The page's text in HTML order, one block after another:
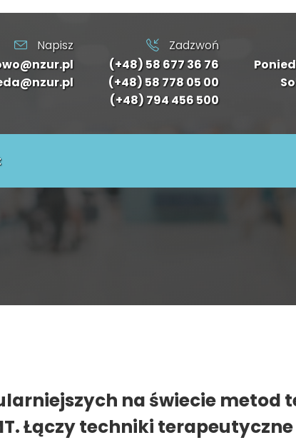
Napisz
Zadzwoń
(+48) 58 677 36 76
(+48) 58 778 05 00
(+48) 794 456 500
na świecie metod
Łączy techniki terapeutyczne